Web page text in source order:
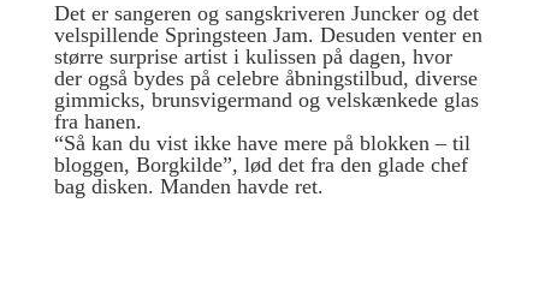
Det er sangeren og sangskriveren Juncker og det
velspillende Springsteen Jam. Desuden venter en
større surprise artist i kulissen på dagen, hvor
der også bydes på celebre åbningstilbud, diverse
gimmicks, brunsvigermand og velskænkede glas
fra hanen.
“Så kan du vist ikke have mere på blokken – til
bloggen, Borgkilde”, lød det fra den glade chef
bag disken. Manden havde ret.